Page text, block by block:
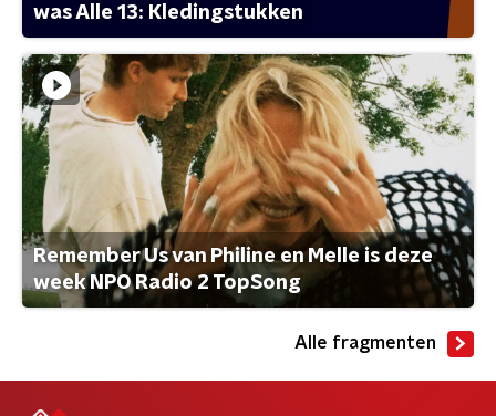
was Alle 13: Kledingstukken
Remember Us van Philine en Melle is deze
week NPO Radio 2 TopSong
Alle fragmenten